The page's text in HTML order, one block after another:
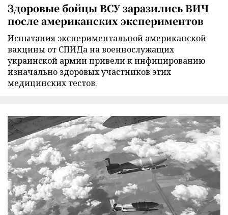
Здоровые бойцы ВСУ заразились ВИЧ
после американских экспериментов
Испытания экспериментальной американской
вакцины от СПИДа на военнослужащих
украинской армии привели к инфицированию
изначально здоровых участников этих
медицинских тестов.